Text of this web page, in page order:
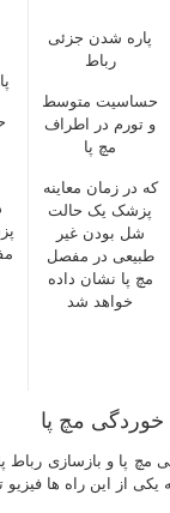
پاره شدن جزئی
رباط
حساسیت متوسط
و تورم در اطراف
مچ پا
که در زمان معاینه
پزشک یک حالت
شل بودن غیر
طبیعی در مفصل
مچ پا نشان داده
خواهد شد
خوردگی مچ پا
مچ پا و بازسازی رباط
یکی از این راه ها